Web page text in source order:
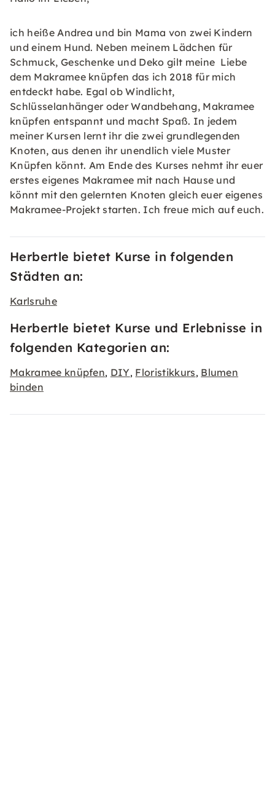
ich heiße Andrea und bin Mama von zwei Kindern
und einem Hund. Neben meinem Lädchen für
Schmuck, Geschenke und Deko gilt meine Liebe
dem Makramee knüpfen das ich 2018 für mich
entdeckt habe. Egal ob Windlicht,
Schlüsselanhänger oder Wandbehang, Makramee
knüpfen entspannt und macht Spaß. In jedem
meiner Kursen lernt ihr die zwei grundlegenden
Knoten, aus denen ihr unendlich viele Muster
Knüpfen könnt. Am Ende des Kurses nehmt ihr euer
erstes eigenes Makramee mit nach Hause und
könnt mit den gelernten Knoten gleich euer eigenes
Makramee-Projekt starten. Ich freue mich auf euch.
Herbertle bietet Kurse in folgenden
Städten an:
Karlsruhe
Herbertle bietet Kurse und Erlebnisse in
folgenden Kategorien an:
Makramee knüpfen, DIY, Floristikkurs, Blumen
binden